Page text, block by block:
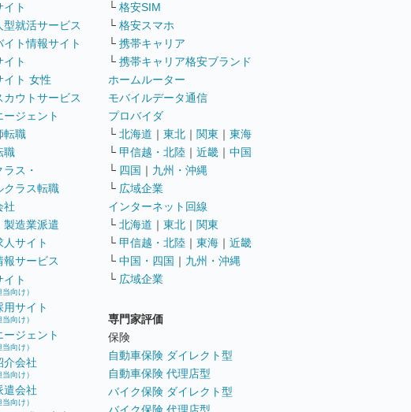
イト
型就活サービス
イト情報サイト
イト
イト 女性
カウトサービス
ージェント
転職
職
ス・
クラス転職
社
製造業派遣
人サイト
報サービス
イト
当向け）
用サイト
当向け）
ージェント
当向け）
介会社
当向け）
遣会社
当向け）
└ 格安SIM
└ 格安スマホ
└ 携帯キャリア
└ 携帯キャリア格安ブランド
ホームルーター
モバイルデータ通信
プロバイダ
└ 北海道 ｜ 東北 ｜ 関東 ｜ 東海
└ 甲信越・北陸 ｜ 近畿 ｜ 中国
└ 四国 ｜ 九州・沖縄
└ 広域企業
インターネット回線
└ 北海道 ｜ 東北 ｜ 関東
└ 甲信越・北陸 ｜ 東海 ｜ 近畿
└ 中国・四国 ｜ 九州・沖縄
└ 広域企業
専門家評価
保険
自動車保険 ダイレクト型
自動車保険 代理店型
バイク保険 ダイレクト型